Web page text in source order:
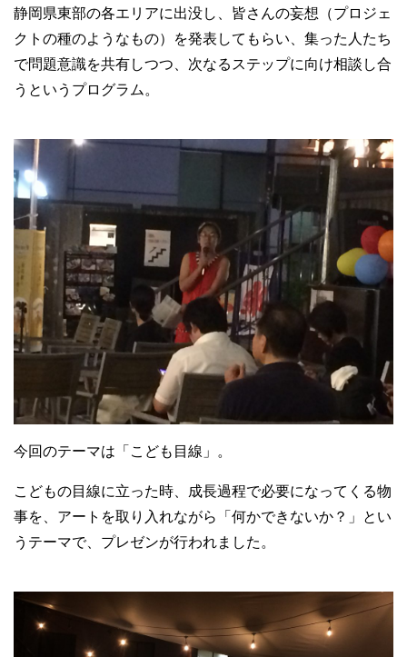
静岡県東部の各エリアに出没し、皆さんの妄想（プロジェ
クトの種のようなもの）を発表してもらい、集った人たち
で問題意識を共有しつつ、次なるステップに向け相談し合
うというプログラム。
今回のテーマは「こども目線」。
こどもの目線に立った時、成長過程で必要になってくる物
事を、アートを取り入れながら「何かできないか？」とい
うテーマで、プレゼンが行われました。